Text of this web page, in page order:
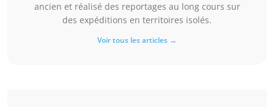
ancien et réalisé des reportages au long cours sur
des expéditions en territoires isolés.
Voir tous les articles →